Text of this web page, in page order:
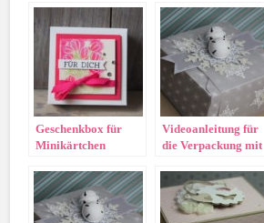
Geschenkbox für
Minikärtchen
Videoanleitung für
die Verpackung mit
Punchboard von
Stampin‘ Up!